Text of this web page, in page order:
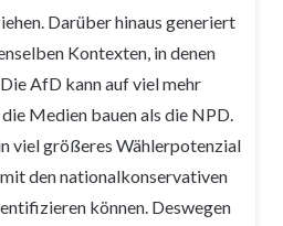
Darüber hinaus generiert
Kontexten, in denen
AfD kann auf viel mehr
Medien bauen als die NPD.
viel größeres Wählerpotenzial
den nationalkonservativen
können. Deswegen